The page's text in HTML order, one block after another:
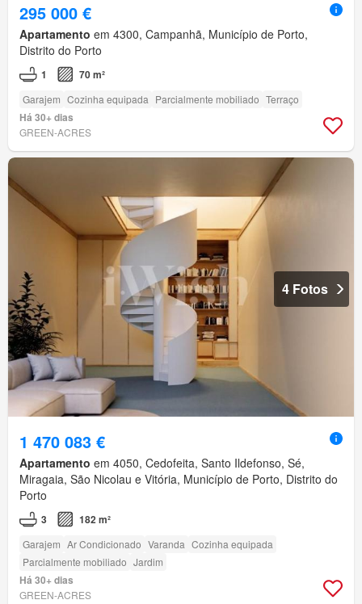
295 000 €
Apartamento em 4300, Campanhã, Município de Porto,
Distrito do Porto
1 70 m²
Garajem Cozinha equipada Parcialmente mobiliado Terraço
Há 30+ dias
GREEN-ACRES
4 Fotos
1 470 083 €
Apartamento em 4050, Cedofeita, Santo Ildefonso, Sé,
Miragaia, São Nicolau e Vitória, Município de Porto, Distrito do
Porto
3 182 m²
Garajem Ar Condicionado Varanda Cozinha equipada
Parcialmente mobiliado Jardim
Há 30+ dias
GREEN-ACRES